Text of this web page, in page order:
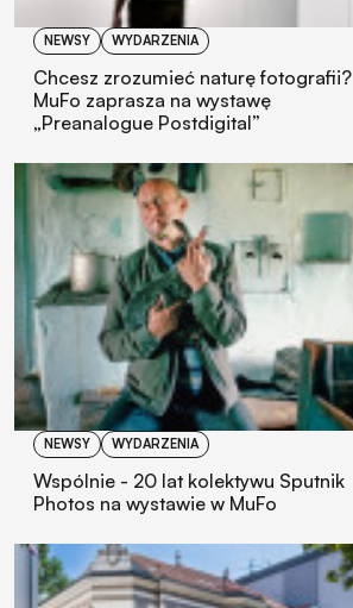
NEWSY WYDARZENIA
Chcesz zrozumieć naturę fotografii?
MuFo zaprasza na wystawę
„Preanalogue Postdigital”
NEWSY WYDARZENIA
Wspólnie - 20 lat kolektywu Sputnik
Photos na wystawie w MuFo